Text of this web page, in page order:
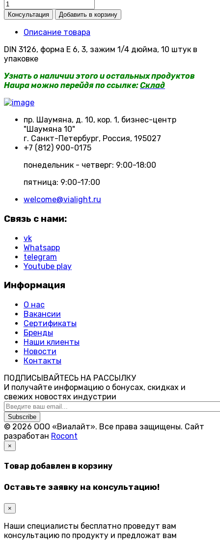
Описание товара
DIN 3126, форма E 6, 3, зажим 1/4 дюйма, 10 штук в
упаковке
Узнать о наличии этого и остальных продуктов
Haupa можно перейдя по ссылке:Склад
пр. Шаумяна, д. 10, кор. 1, бизнес-центр
"Шаумяна 10"
г. Санкт-Петербург, Россия, 195027
+7 (812) 900-0175
понедельник - четверг: 9:00-18:00
пятница: 9:00-17:00
welcome@vialight.ru
Связь с нами:
vk
Whatsapp
telegram
Youtube play
Информация
О нас
Вакансии
Сертификаты
Бренды
Наши клиенты
Новости
Контакты
ПОДПИСЫВАЙТЕСЬ НА РАССЫЛКУ
И получайте информацию о бонусах, скидках и
свежих новостях индустрии
Subscribe
© 2026 ООО «Виалайт». Все права защищены. Cайт
разработан Rocont
×
Товар добавлен в корзину
Оставьте заявку на консультацию!
×
Наши специалисты бесплатно проведут вам
консультацию по продукту и предложат вам